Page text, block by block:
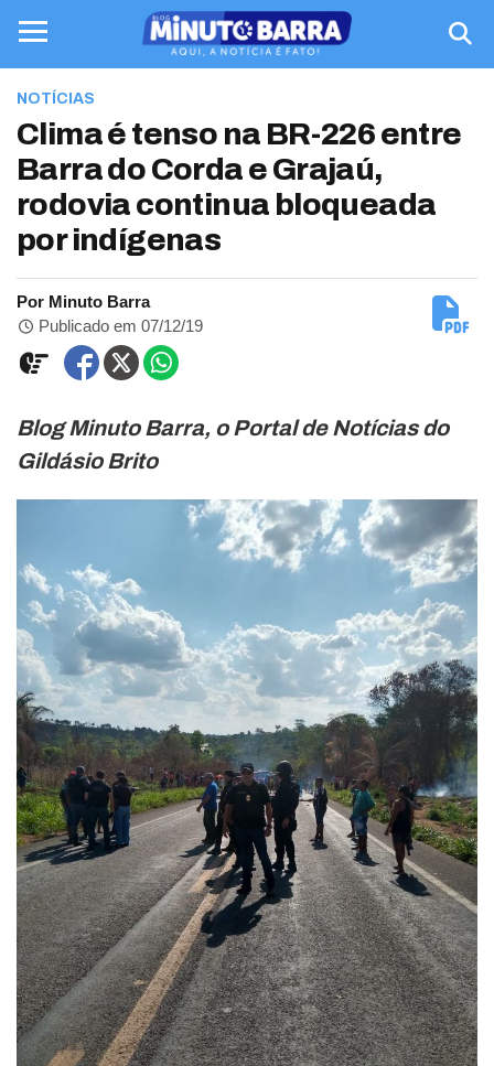
NOTÍCIAS
Clima é tenso na BR-226 entre
Barra do Corda e Grajaú,
rodovia continua bloqueada
por indígenas
Por Minuto Barra
Publicado em 07/12/19
Blog Minuto Barra, o Portal de Notícias do
Gildásio Brito